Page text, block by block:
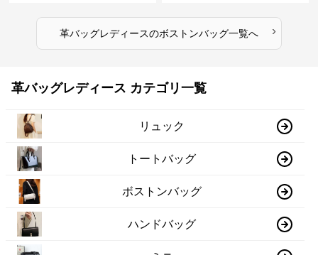
革バッグレディースのボストンバッグ一覧へ ›
革バッグレディース カテゴリ一覧
リュック
トートバッグ
ボストンバッグ
ハンドバッグ